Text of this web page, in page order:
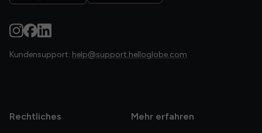
Kundensupport: help@support.helloglobe.com
Rechtliches Mehr erfahren